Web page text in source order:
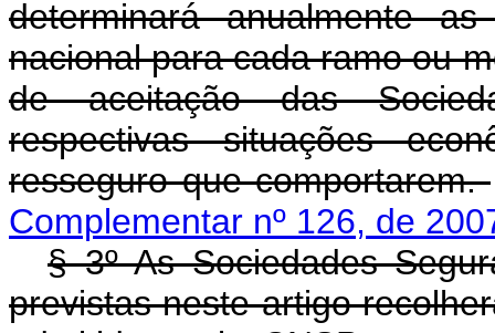
determinará anualmente
nacional para cada ramo ou
de aceitação das
respectivas situações
resseguro que comportarem.
Complementar nº 126, de
§ 3º As Sociedades
previstas neste artigo